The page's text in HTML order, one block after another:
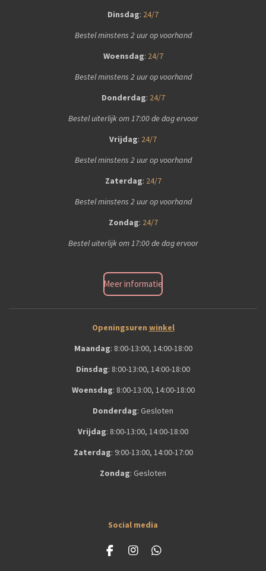
Dinsdag: 24/7
Bestel minstens 2 uur op voorhand
Woensdag: 24/7
Bestel minstens 2 uur op voorhand
Donderdag: 24/7
Bestel uiterlijk om 17:00 de dag ervoor
Vrijdag: 24/7
Bestel minstens 2 uur op voorhand
Zaterdag: 24/7
Bestel minstens 2 uur op voorhand
Zondag: 24/7
Bestel uiterlijk om 17:00 de dag ervoor
Meer informatie
Openingsuren winkel
Maandag: 8:00-13:00, 14:00-18:00
Dinsdag: 8:00-13:00, 14:00-18:00
Woensdag: 8:00-13:00, 14:00-18:00
Donderdag: Gesloten
Vrijdag: 8:00-13:00, 14:00-18:00
Zaterdag: 9:00-13:00, 14:00-17:00
Zondag: Gesloten
Social media
F
I
W